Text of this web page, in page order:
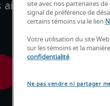
à exceller
site avec nos partenaires
signal de préférence de
certains témoins via le lien
Votre utilisation du site
sur les témoins et la
confidentialité.
Ne pas vendre ni partager